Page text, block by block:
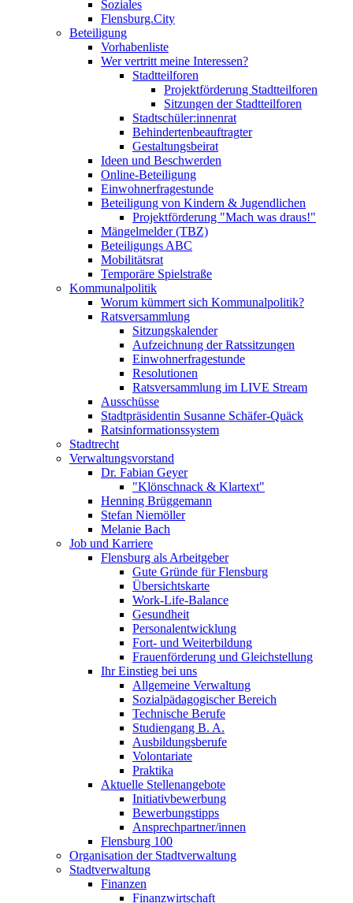
Soziales
Flensburg.City
Beteiligung
Vorhabenliste
Wer vertritt meine Interessen?
Stadtteilforen
Projektförderung Stadtteilforen
Sitzungen der Stadtteilforen
Stadtschüler:innenrat
Behindertenbeauftragter
Gestaltungsbeirat
Ideen und Beschwerden
Online-Beteiligung
Einwohnerfragestunde
Beteiligung von Kindern & Jugendlichen
Projektförderung "Mach was draus!"
Mängelmelder (TBZ)
Beteiligungs ABC
Mobilitätsrat
Temporäre Spielstraße
Kommunalpolitik
Worum kümmert sich Kommunalpolitik?
Ratsversammlung
Sitzungskalender
Aufzeichnung der Ratssitzungen
Einwohnerfragestunde
Resolutionen
Ratsversammlung im LIVE Stream
Ausschüsse
Stadtpräsidentin Susanne Schäfer-Quäck
Ratsinformationssystem
Stadtrecht
Verwaltungsvorstand
Dr. Fabian Geyer
"Klönschnack & Klartext"
Henning Brüggemann
Stefan Niemöller
Melanie Bach
Job und Karriere
Flensburg als Arbeitgeber
Gute Gründe für Flensburg
Übersichtskarte
Work-Life-Balance
Gesundheit
Personalentwicklung
Fort- und Weiterbildung
Frauenförderung und Gleichstellung
Ihr Einstieg bei uns
Allgemeine Verwaltung
Sozialpädagogischer Bereich
Technische Berufe
Studiengang B. A.
Ausbildungsberufe
Volontariate
Praktika
Aktuelle Stellenangebote
Initiativbewerbung
Bewerbungstipps
Ansprechpartner/innen
Flensburg 100
Organisation der Stadtverwaltung
Stadtverwaltung
Finanzen
Finanzwirtschaft